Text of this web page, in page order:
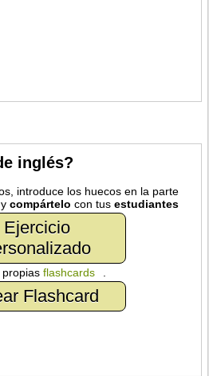
inglés?
introduce los huecos en la parte
ycompártelo con tusestudiantes
Ejercicio
flashcards
Flashcard